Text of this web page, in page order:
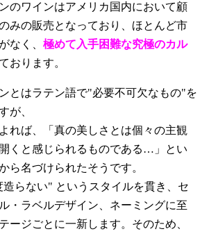
のワインはアメリカ国内において顧
みの販売となっており、ほとんど市
なく、 極めて入手困難な究極のカル
おります。
とはラテン語で"必要不可欠なもの"を
が、
れば、「真の美しさとは個々の主観
くと感じられるものである…」とい
ら名づけられたそうです。
らない" というスタイルを貫き、セ
・ラベルデザイン、ネーミングに至
ージごとに一新します。そのため、